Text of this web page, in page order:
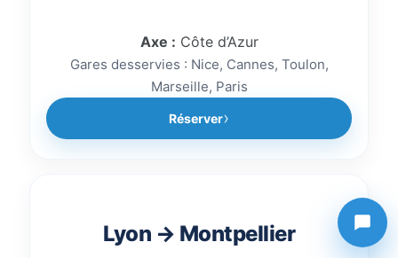
Axe : Côte d’Azur
Gares desservies : Nice, Cannes, Toulon,
Marseille, Paris
Réserver
Lyon → Montpellier